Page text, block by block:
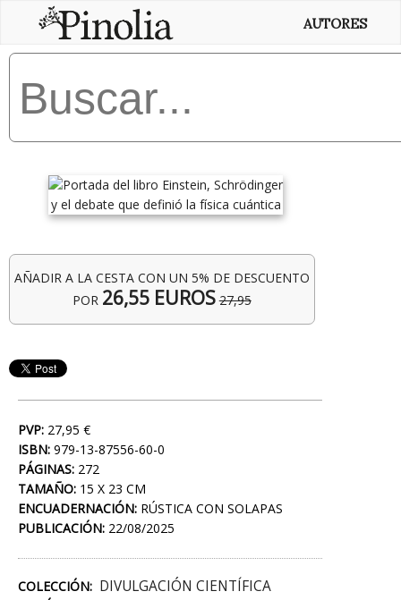
AUTORES
AÑADIR A LA CESTA CON UN 5% DE DESCUENTO
POR 26,55 EUROS 27,95
PVP: 27,95 €
ISBN: 979-13-87556-60-0
PÁGINAS: 272
TAMAÑO: 15 X 23 CM
ENCUADERNACIÓN: RÚSTICA CON SOLAPAS
PUBLICACIÓN: 22/08/2025
COLECCIÓN: DIVULGACIÓN CIENTÍFICA